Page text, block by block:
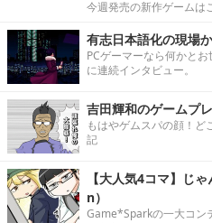
今週発売の新作ゲームは
有志日本語化の現場
PCゲーマーなら何かと
に連続インタビュー。
吉田輝和のゲームプ
もはやゲムスパの顔！ど
記
【大人気4コマ】じ
n）
Game*Sparkの一大コン